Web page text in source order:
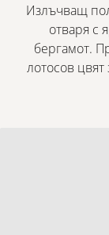
Излъчващ
отваря с
бергамот.
лотосов